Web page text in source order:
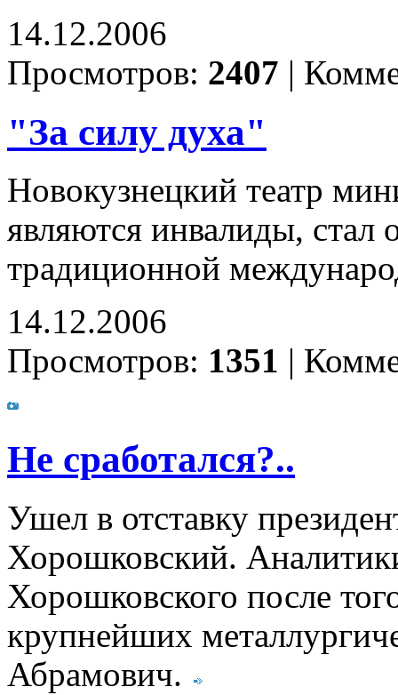
14.12.2006
Просмотров: 2407 |
"За силу духа"
Новокузнецкий театр
являются инвалиды, стал
традиционной
14.12.2006
Просмотров: 1351 |
Не сработался?..
Ушел в отставку
Хорошковский.
Хорошковского после
крупнейших
Абрамович.